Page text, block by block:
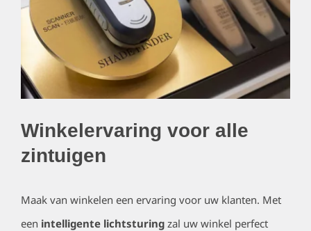
Winkelervaring voor alle
zintuigen
Maak van winkelen een ervaring voor uw klanten. Met
een intelligente lichtsturingzal uw winkel perfect